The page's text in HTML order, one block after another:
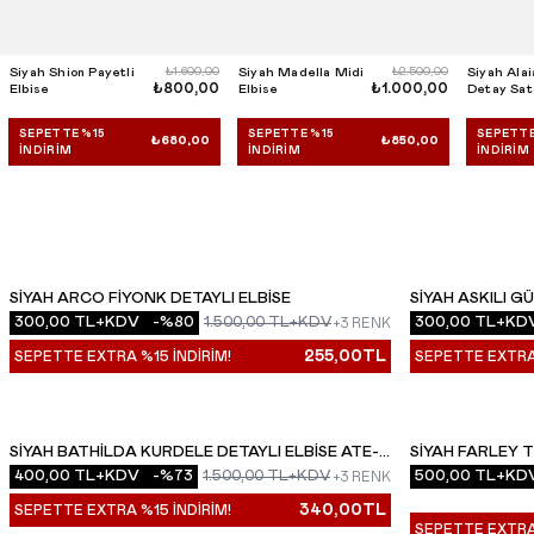
Siyah Shion Payetli
Elbise
₺1.600,00
₺800,00
SEPETTE %15
İNDIRIM
₺680,00
Siyah Madella Midi
Elbise
₺2.500,00
₺1.000,00
SEPETTE %15
İNDIRIM
₺850,00
Siyah
Detay
İNDIRIM
YENI
SIYAH ARCO FIYONK DETAYLI ELBISE
300,00 TL+KDV -%80 1.500,00TL+KDV+3 RENK
SEPETTE EXTRA %15 İNDİRİM! 255,00TL
YENI
SIYAH ASKILI
300,00
SEPETTE
YENI
SIYAH BATHILDA KURDELE DETAYLI ELBISE ATE-
2075
400,00 TL+KDV -%73 1.500,00TL+KDV +3 RENK
SEPETTE EXTRA %15 İNDİRİM! 340,00TL
YENI
SIYAH FARLEY
500,00
SEPETTE